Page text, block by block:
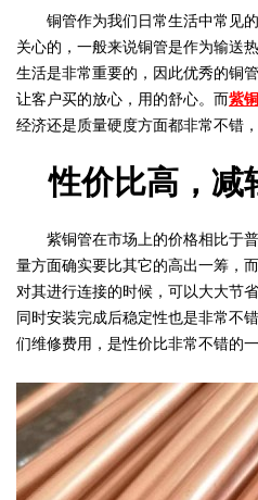
铜管作为我们日常生活中常见的
关心的，一般来说铜管是作为输送
生活是非常重要的，因此优秀的铜
让客户买的放心，用的舒心。而紫
经济还是质量硬度方面都非常不错
性价比高，减
紫铜管在市场上的价格相比于普
量方面确实要比其它的高出一筹，
对其进行连接的时候，可以大大节
同时安装完成后稳定性也是非常不
们维修费用，是性价比非常不错的一